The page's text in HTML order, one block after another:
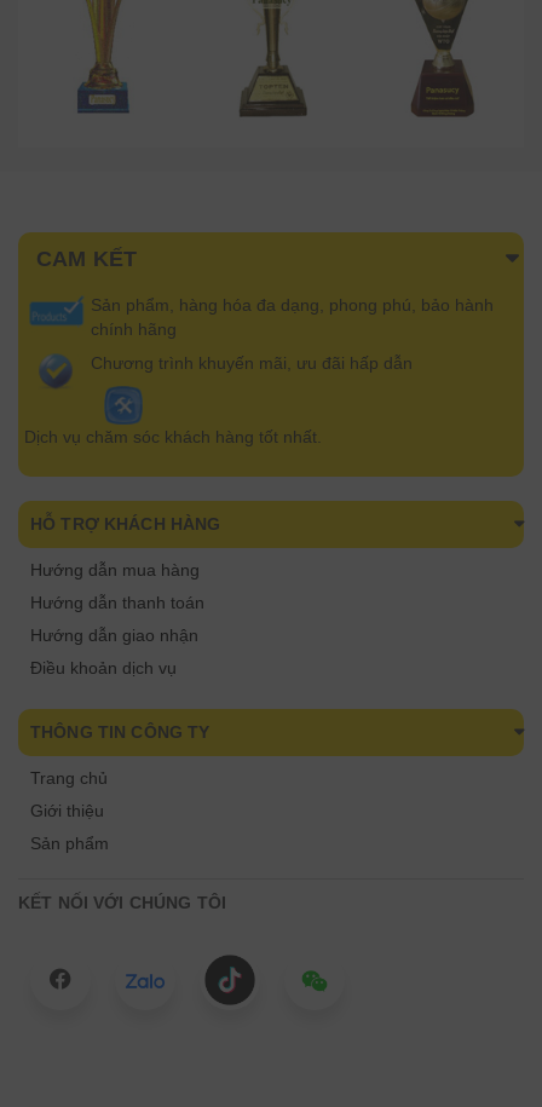
CAM KẾT
Sản phẩm, hàng hóa đa dạng, phong phú, bảo hành
chính hãng
Chương trình khuyến mãi, ưu đãi hấp dẫn
Dịch vụ chăm sóc khách hàng tốt nhất.
HỖ TRỢ KHÁCH HÀNG
Hướng dẫn mua hàng
Hướng dẫn thanh toán
Hướng dẫn giao nhận
Điều khoản dịch vụ
THÔNG TIN CÔNG TY
Trang chủ
Giới thiệu
Sản phẩm
KẾT NỐI VỚI CHÚNG TÔI